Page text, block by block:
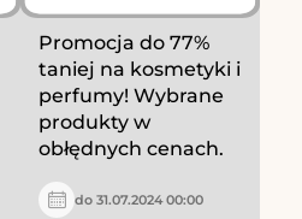
Promocja do 77%
taniej na kosmetyki i
perfumy! Wybrane
produkty w
obłędnych cenach.
do 31.07.2024 00:00